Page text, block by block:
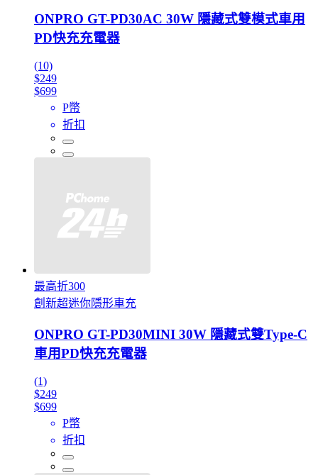
ONPRO GT-PD30AC 30W 隱藏式雙模式車用
PD快充充電器
(10)
$249
$699
P幣
折扣
最高折300
創新超迷你隱形車充
ONPRO GT-PD30MINI 30W 隱藏式雙Type-C
車用PD快充充電器
(1)
$249
$699
P幣
折扣